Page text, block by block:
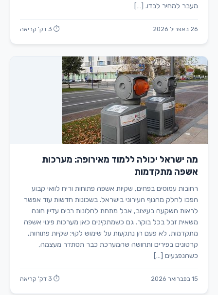
מעבר למחיר לבדו. […]
26 באפריל 2026 ⏱ 3 דק' קריאה
מה ישראל יכולה ללמוד מאירופה: מערכות
אשפה מתקדמות
רחובות עמוסים בפחים, שקיות אשפה פתוחות וריח לוואי קבוע
הפכו לחלק מהנוף העירוני בישראל. בשכונות חדשות עוד אפשר
לראות השקעה בעיצוב, אבל מתחת לחלונות רבים עדיין חונה
משאית זבל בכל בוקר. גם כשמתקינים כאן מערכות פינוי אשפה
מתקדמות, לא פעם הן נתקעות על שימוש לקוי: שקיות פתוחות,
קרטונים בפירים ותחושה שהמערכת כבר תסתדר מעצמה,
כשהנפגעים […]
15 בפברואר 2026 ⏱ 3 דק' קריאה